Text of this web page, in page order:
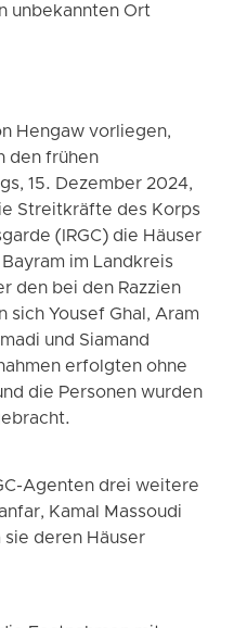
unbekannten Ort
Hengaw vorliegen,
den frühen
15. Dezember 2024,
Streitkräfte des Korps
(IRGC) die Häuser
im Landkreis
den bei den Razzien
Yousef Ghal, Aram
und Siamand
erfolgten ohne
die Personen wurden
Agenten drei weitere
Kamal Massoudi
sie deren Häuser